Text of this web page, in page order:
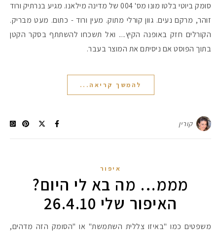
מקדמי הגנה
סומק ביוטי בלטו מונו מס' 004 של מדינה מילאנו. מגיע בנרתיק ורוד
זוהר, מרקם נעים. גוון קורלי מתוק. מעין ורוד - כתום. מעט מבריק.
הקורלים חזק באופנה הקיץ.... ואל תשכחו להשתתף בסקר הקטן
בתוך הפוסט אם ניסיתם את המוצר בעבר.
להמשך קריאה...
קורין
איפור
מממ… מה בא לי היום?
האיפור שלי 26.4.10
משפטים כמו "באיזו צללית השתמשת" או "הסומק הזה מדהים,